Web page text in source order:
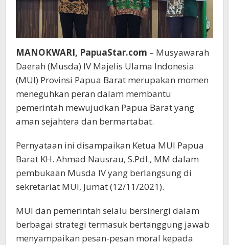
MANOKWARI, PapuaStar.com – Musyawarah
Daerah (Musda) IV Majelis Ulama Indonesia
(MUI) Provinsi Papua Barat merupakan momen
meneguhkan peran dalam membantu
pemerintah mewujudkan Papua Barat yang
aman sejahtera dan bermartabat.
Pernyataan ini disampaikan Ketua MUI Papua
Barat KH. Ahmad Nausrau, S.PdI., MM dalam
pembukaan Musda IV yang berlangsung di
sekretariat MUI, Jumat (12/11/2021).
MUI dan pemerintah selalu bersinergi dalam
berbagai strategi termasuk bertanggung jawab
menyampaikan pesan-pesan moral kepada